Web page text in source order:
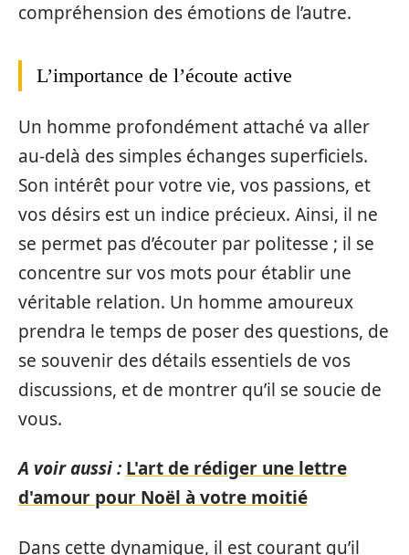
compréhension des émotions de l’autre.
L’importance de l’écoute active
Un homme profondément attaché va aller
au-delà des simples échanges superficiels.
Son intérêt pour votre vie, vos passions, et
vos désirs est un indice précieux. Ainsi, il ne
se permet pas d’écouter par politesse ; il se
concentre sur vos mots pour établir une
véritable relation. Un homme amoureux
prendra le temps de poser des questions, de
se souvenir des détails essentiels de vos
discussions, et de montrer qu’il se soucie de
vous.
A voir aussi : L'art de rédiger une lettre
d'amour pour Noël à votre moitié
Dans cette dynamique, il est courant qu’il